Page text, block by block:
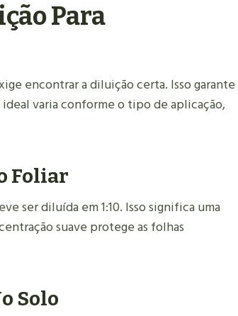
Para
encontrar a diluição certa. Isso garante
varia conforme o tipo de aplicação,
Foliar
ser diluída em 1:10. Isso significa uma
suave protege as folhas
Solo